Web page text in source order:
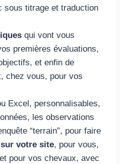
sous titrage et traduction
qui vont vous
premières évaluations,
et enfin de
chez vous, pour vos
Excel, personnalisables,
les observations
“terrain”, pour faire
sur votre site, pour vous,
pour vos chevaux, avec